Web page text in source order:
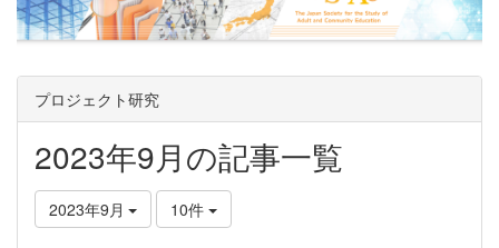
プロジェクト研究
2023年9月の記事一覧
2023年9月 10件